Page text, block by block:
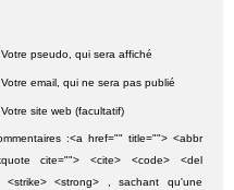
Votre pseudo, qui sera affiché
Votre email, qui ne sera pas publié
Votre site web (facultatif)
:<a href="" title=""> <abbr
cite=""> <cite> <code> <del
<strong> , sachant qu'une